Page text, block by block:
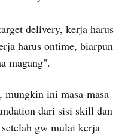
delivery, kerja harus
harus ontime, biarpun
magang".
mungkin ini masa-masa
dari sisi skill dan
gw mulai kerja